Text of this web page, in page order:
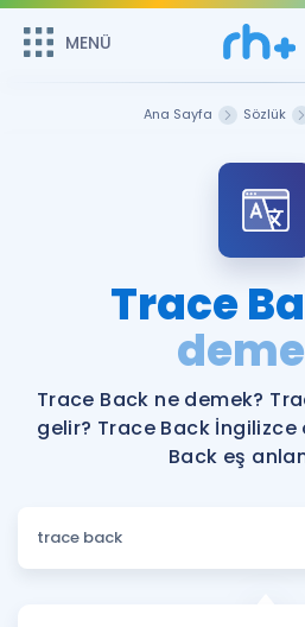
MENÜ
Şifremi
Sepetin Şu
Remzi Hoca ile seni sınava
bekliyor!
MENÜ
Katılımcı Görüşleri
Faydalı Araçlar
Ücretsiz Kaynaklar
Ana Sayfa Sözlük
Trace
Trace Back ne demek?
gelir? Trace Back
Back eş